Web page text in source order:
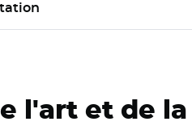
l'art et de la